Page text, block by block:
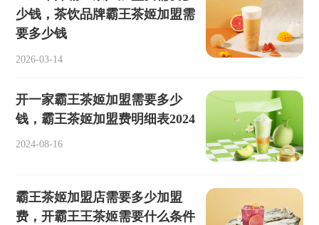
少钱，茶饮品牌霸王茶姬加盟需
要多少钱
2026-03-14
开一家霸王茶姬加盟需要多少
钱，霸王茶姬加盟费明细表2024
2024-08-16
霸王茶姬加盟店需要多少加盟
费，开霸王王茶姬需要什么条件